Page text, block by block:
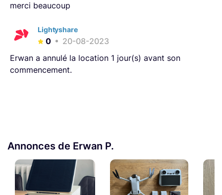
merci beaucoup
Lightyshare
0
20-08-2023
Erwan a annulé la location 1 jour(s) avant son
commencement.
Annonces de Erwan P.